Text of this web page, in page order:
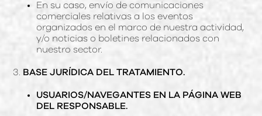
En su caso, envío de comunicaciones
comerciales relativas a los eventos
organizados en el marco de nuestra actividad,
y/o noticias o boletines relacionados con
nuestro sector.
3. BASE JURÍDICA DEL TRATAMIENTO.
USUARIOS/NAVEGANTES EN LA PÁGINA WEB
DEL RESPONSABLE.